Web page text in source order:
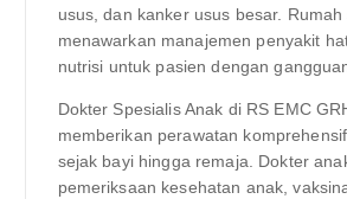
usus, dan kanker usus besar. Rumah
menawarkan manajemen penyakit
nutrisi untuk pasien dengan
Dokter Spesialis Anak di RS EMC
memberikan perawatan
sejak bayi hingga remaja. Dokter
pemeriksaan kesehatan anak,